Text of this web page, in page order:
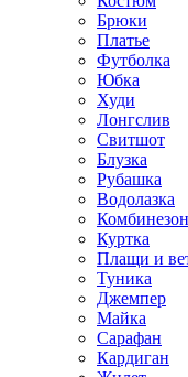
Брюки
Платье
Футболка
Юбка
Худи
Лонгслив
Свитшот
Блузка
Рубашка
Водолазка
Комбинезон
Куртка
Плащи и
Туника
Джемпер
Майка
Сарафан
Кардиган